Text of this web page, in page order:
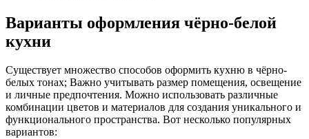
Варианты оформления чёрно-белой
кухни
Существует множество способов оформить кухню в чёрно-
белых тонах; Важно учитывать размер помещения, освещение
и личные предпочтения. Можно использовать различные
комбинации цветов и материалов для создания уникального и
функционального пространства. Вот несколько популярных
вариантов: